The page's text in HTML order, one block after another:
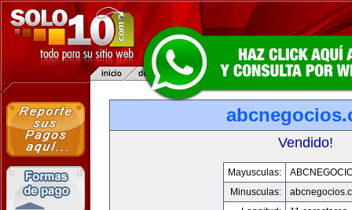
Vendido!
Mayusculas:
Minusculas: